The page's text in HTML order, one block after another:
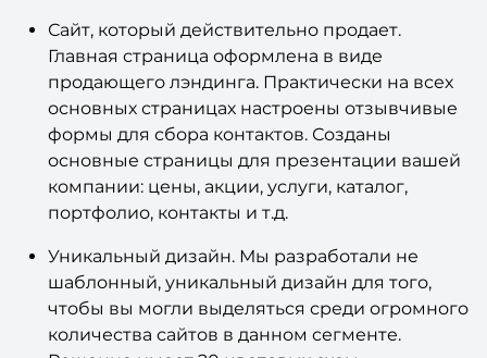
поисковых системах.
Сайт, который действительно продает.
Главная страница оформлена в виде
продающего лэндинга. Практически на всех
основных страницах настроены отзывчивые
формы для сбора контактов. Созданы
основные страницы для презентации вашей
компании: цены, акции, услуги, каталог,
портфолио, контакты и т.д.
Уникальный дизайн. Мы разработали не
шаблонный, уникальный дизайн для того,
чтобы вы могли выделяться среди огромного